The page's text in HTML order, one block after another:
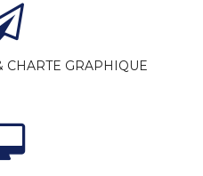
CHARTE GRAPHIQUE